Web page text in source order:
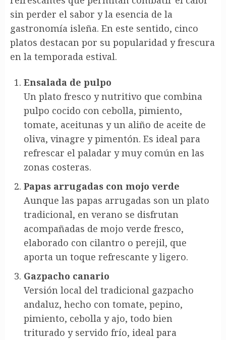
sin perder el sabor y la esencia de la
gastronomía isleña. En este sentido, cinco
platos destacan por su popularidad y frescura
en la temporada estival.
Ensalada de pulpo
Un plato fresco y nutritivo que combina
pulpo cocido con cebolla, pimiento,
tomate, aceitunas y un aliño de aceite de
oliva, vinagre y pimentón. Es ideal para
refrescar el paladar y muy común en las
zonas costeras.
Papas arrugadas con mojo verde
Aunque las papas arrugadas son un plato
tradicional, en verano se disfrutan
acompañadas de mojo verde fresco,
elaborado con cilantro o perejil, que
aporta un toque refrescante y ligero.
Gazpacho canario
Versión local del tradicional gazpacho
andaluz, hecho con tomate, pepino,
pimiento, cebolla y ajo, todo bien
triturado y servido frío, ideal para